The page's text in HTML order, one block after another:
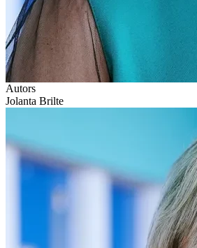
Autors
Jolanta Brilte